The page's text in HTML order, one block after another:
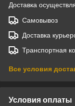
Доставка
Самовывоз
Доставка
Транспортная
Все условия
Условия оплаты